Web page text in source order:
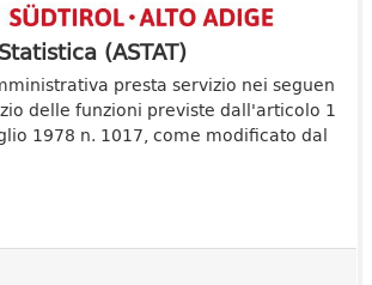
(ASTAT)
presta servizio nei seguen
delle funzioni previste dall'articolo 1
1978 n. 1017, come modificato dal